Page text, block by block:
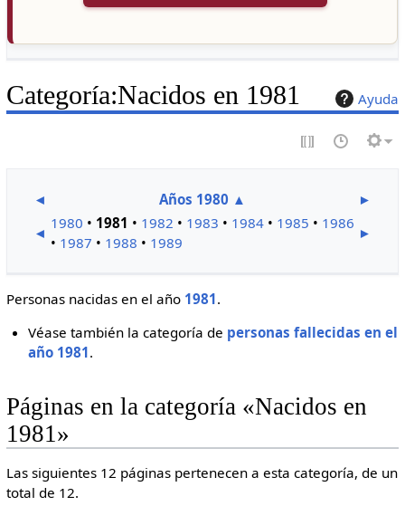
Ayuda
Categoría:Nacidos en 1981
◄ Años 1980 ▲
►
◄
1980 • 1981 • 1982 • 1983 • 1984 • 1985 • 1986
• 1987 • 1988 • 1989
►
Personas nacidas en el año 1981.
Véase también la categoría de personas fallecidas en el
año 1981.
Páginas en la categoría «Nacidos en
1981»
Las siguientes 12 páginas pertenecen a esta categoría, de un
total de 12.